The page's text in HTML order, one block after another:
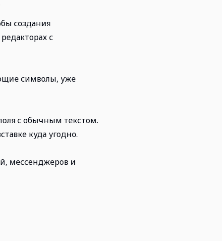
создания
с
символы, уже
с обычным текстом.
куда угодно.
мессенджеров и